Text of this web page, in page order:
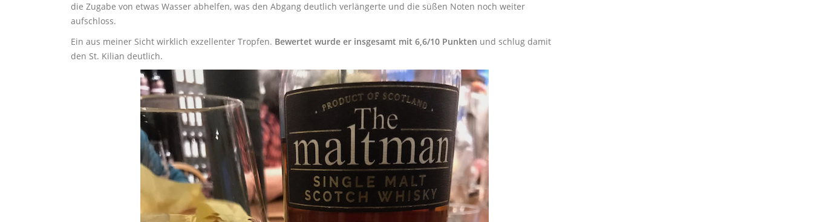
die Zugabe von etwas Wasser abhelfen, was den Abgang deutlich verlängerte und die süßen Noten noch weiter
aufschloss.
Ein aus meiner Sicht wirklich exzellenter Tropfen. Bewertet wurde er insgesamt mit 6,6/10 Punkten und schlug damit
den St. Kilian deutlich.